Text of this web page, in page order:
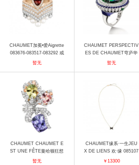
CHAUMET加冕•爱Aigrette
083676-083517-083292 戒
指
暂无
CHAUMET PERSPECTIV
ES DE CHAUMET穹庐华
盖084559 戒指
暂无
CHAUMET CHAUMET E
ST UNE FÊTE曼哈顿狂想
曲戒指 戒指
暂无
CHAUMET缘系·一生JEU
X DE LIENS 欢·缘 085107
吊坠
￥13300